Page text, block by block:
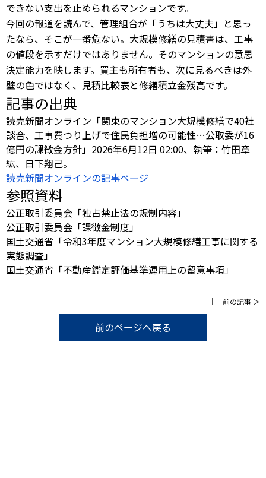
できない支出を止められるマンションです。
今回の報道を読んで、管理組合が「うちは大丈夫」と思っ
たなら、そこが一番危ない。大規模修繕の見積書は、工事
の値段を示すだけではありません。そのマンションの意思
決定能力を映します。買主も所有者も、次に見るべきは外
壁の色ではなく、見積比較表と修繕積立金残高です。
記事の出典
読売新聞オンライン「関東のマンション大規模修繕で40社
談合、工事費つり上げで住民負担増の可能性…公取委が16
億円の課徴金方針」2026年6月12日 02:00、執筆：竹田章
紘、日下翔己。
読売新聞オンラインの記事ページ
参照資料
公正取引委員会「独占禁止法の規制内容」
公正取引委員会「課徴金制度」
国土交通省「令和3年度マンション大規模修繕工事に関する
実態調査」
国土交通省「不動産鑑定評価基準運用上の留意事項」
｜ 前の記事 ＞
前のページへ戻る